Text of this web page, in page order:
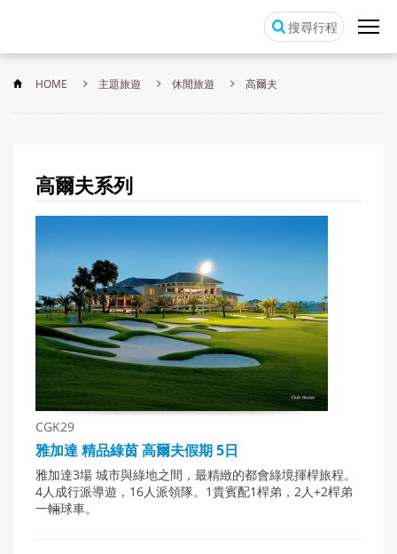
搜尋行程
HOME 主題旅遊 休閒旅遊 高爾夫
高爾夫系列
CGK29
雅加達 精品綠茵 高爾夫假期 5日
雅加達3場 城市與綠地之間，最精緻的都會綠境揮桿旅程。
4人成行派導遊，16人派領隊。1貴賓配1桿弟，2人+2桿弟
一輛球車。